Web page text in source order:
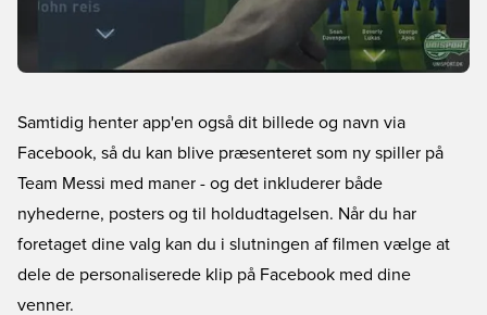
Samtidig henter app'en også dit billede og navn via
Facebook, så du kan blive præsenteret som ny spiller på
Team Messi med maner - og det inkluderer både
nyhederne, posters og til holdudtagelsen. Når du har
foretaget dine valg kan du i slutningen af filmen vælge at
dele de personaliserede klip på Facebook med dine
venner.